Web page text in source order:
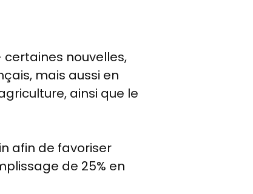
nouvelles,
mais aussi en
ainsi que le
afin de favoriser
de 25% en